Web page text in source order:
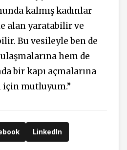
kalmış kadınlar
alan yaratabilir ve
Bu vesileyle ben de
hem de
bir kapı açmalarına
için mutluyum.”
LinkedIn